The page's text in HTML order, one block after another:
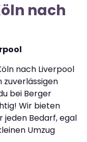
nach
nach Liverpool
zuverlässigen
bei Berger
Wir bieten
jeden Bedarf, egal
Umzug